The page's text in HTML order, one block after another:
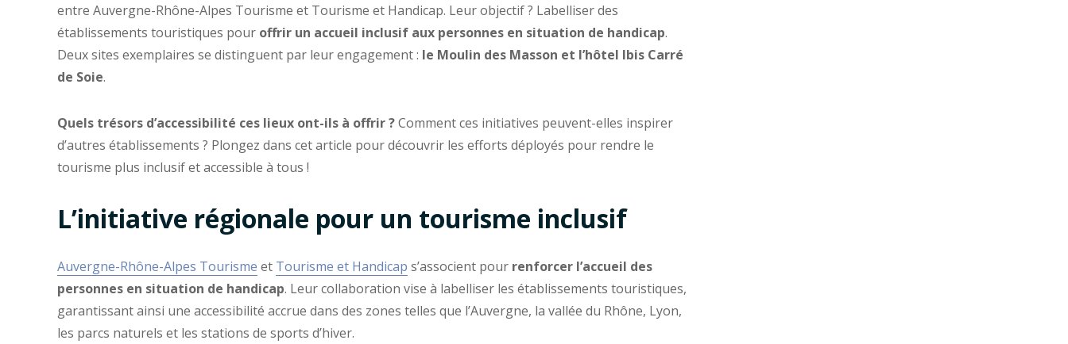
entre Auvergne-Rhône-Alpes Tourisme et Tourisme et Handicap. Leur objectif ? Labelliser des
établissements touristiques pour offrir un accueil inclusif aux personnes en situation de handicap.
Deux sites exemplaires se distinguent par leur engagement : le Moulin des Masson et l’hôtel Ibis Carré
de Soie.
Quels trésors d’accessibilité ces lieux ont-ils à offrir ?Comment ces initiatives peuvent-elles inspirer
d’autres établissements ? Plongez dans cet article pour découvrir les efforts déployés pour rendre le
tourisme plus inclusif et accessible à tous !
L’initiative régionale pour un tourisme inclusif
Auvergne-Rhône-Alpes Tourisme et Tourisme et Handicap s’associent pour renforcer l’accueil des
personnes en situation de handicap. Leur collaboration vise à labelliser les établissements touristiques,
garantissant ainsi une accessibilité accrue dans des zones telles que l’Auvergne, la vallée du Rhône, Lyon,
les parcs naturels et les stations de sports d’hiver.